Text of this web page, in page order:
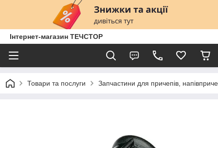
Інтернет-магазин ТЕЧСТОР
Товари та послуги Запчастини для причепів,